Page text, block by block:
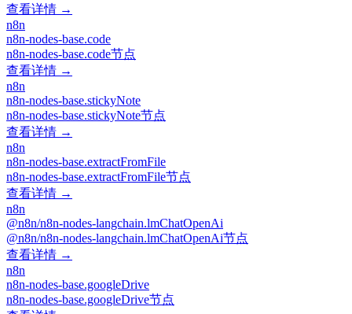
查看详情 →
n8n
n8n-nodes-base.code
n8n-nodes-base.code节点
查看详情 →
n8n
n8n-nodes-base.stickyNote
n8n-nodes-base.stickyNote节点
查看详情 →
n8n
n8n-nodes-base.extractFromFile
n8n-nodes-base.extractFromFile节点
查看详情 →
n8n
@n8n/n8n-nodes-langchain.lmChatOpenAi
@n8n/n8n-nodes-langchain.lmChatOpenAi节点
查看详情 →
n8n
n8n-nodes-base.googleDrive
n8n-nodes-base.googleDrive节点